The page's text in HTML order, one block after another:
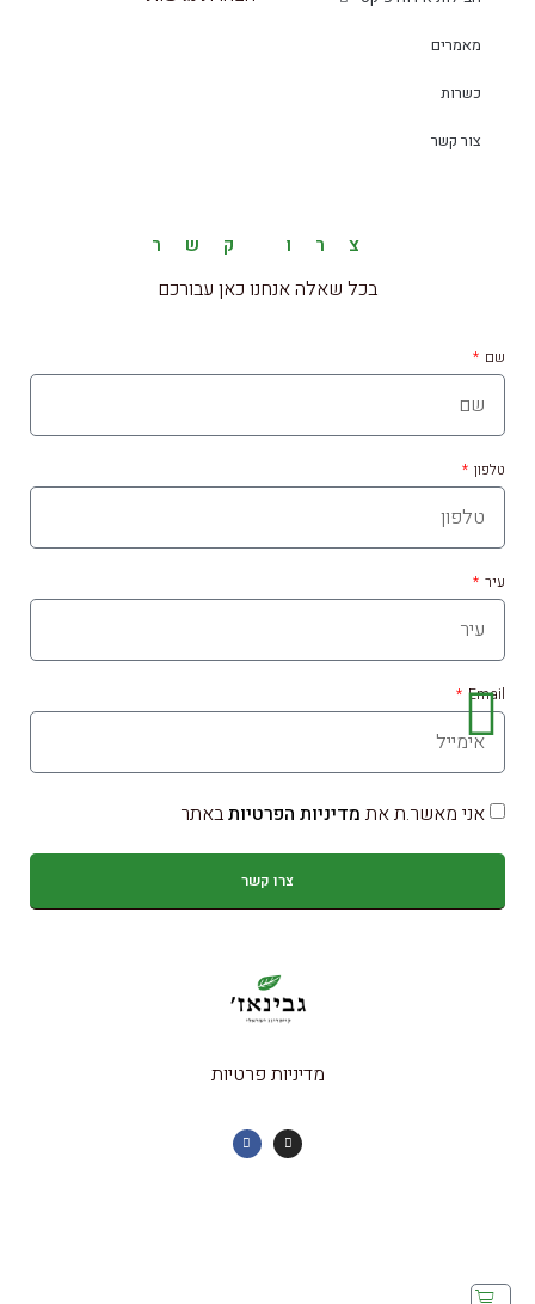
מאמרים
כשרות
צור קשר
צרו קשר
בכל שאלה אנחנו כאן עבורכם
שם
טלפון
עיר
Email
אני מאשר.ת את מדיניות הפרטיותבאתר
צרו קשר
מדיניות פרטיות